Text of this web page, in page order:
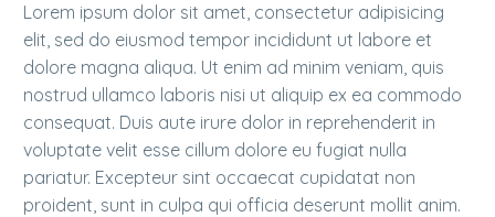
Lorem ipsum dolor sit amet, consectetur adipisicing
elit, sed do eiusmod tempor incididunt ut labore et
dolore magna aliqua. Ut enim ad minim veniam, quis
nostrud ullamco laboris nisi ut aliquip ex ea commodo
consequat. Duis aute irure dolor in reprehenderit in
voluptate velit esse cillum dolore eu fugiat nulla
pariatur. Excepteur sint occaecat cupidatat non
proident, sunt in culpa qui officia deserunt mollit anim.